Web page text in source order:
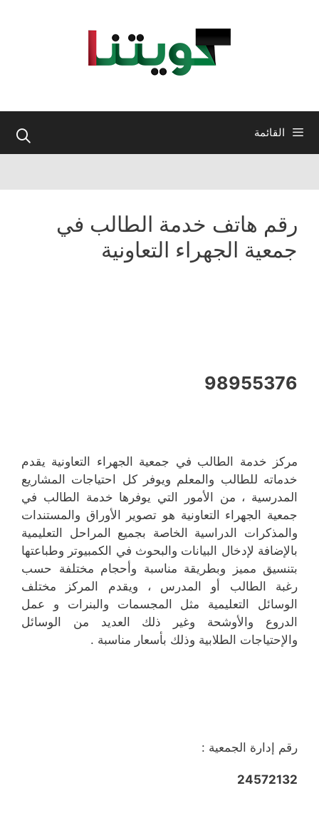
القائمة
رقم هاتف خدمة الطالب في
جمعية الجهراء التعاونية
98955376
مركز خدمة الطالب في جمعية الجهراء التعاونية يقدم
خدماته للطالب والمعلم ويوفر كل احتياجات المشاريع
المدرسية ، من الأمور التي يوفرها خدمة الطالب في
جمعية الجهراء التعاونية هو تصوير الأوراق والمستندات
والمذكرات الدراسية الخاصة بجميع المراحل التعليمية
بالإضافة لإدخال البيانات والبحوث في الكمبيوتر وطباعتها
بتنسيق مميز وبطريقة مناسبة وأحجام مختلفة حسب
رغبة الطالب أو المدرس ، ويقدم المركز مختلف
الوسائل التعليمية مثل المجسمات والبنرات و عمل
الدروع والأوشحة وغير ذلك العديد من الوسائل
والإحتياجات الطلابية وذلك بأسعار مناسبة .
رقم إدارة الجمعية :
24572132